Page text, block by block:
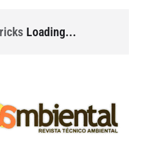
Loading...